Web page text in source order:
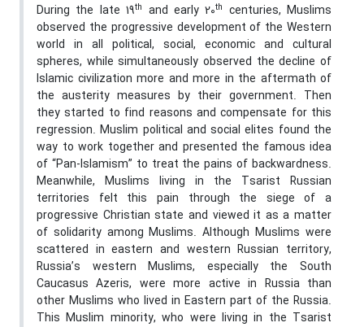
During the late 19th and early 20th centuries, Muslims
observed the progressive development of the Western
world in all political, social, economic and cultural
spheres, while simultaneously observed the decline of
Islamic civilization more and more in the aftermath of
the austerity measures by their government. Then
they started to find reasons and compensate for this
regression. Muslim political and social elites found the
way to work together and presented the famous idea
of “Pan-Islamism” to treat the pains of backwardness.
Meanwhile, Muslims living in the Tsarist Russian
territories felt this pain through the siege of a
progressive Christian state and viewed it as a matter
of solidarity among Muslims. Although Muslims were
scattered in eastern and western Russian territory,
Russia’s western Muslims, especially the South
Caucasus Azeris, were more active in Russia than
other Muslims who lived in Eastern part of the Russia.
This Muslim minority, who were living in the Tsarist